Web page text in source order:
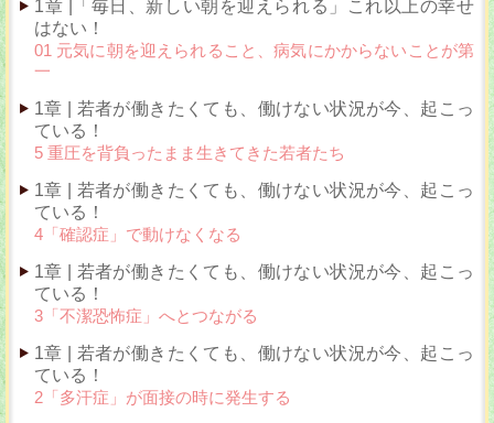
1章 |「毎日、新しい朝を迎えられる」これ以上の幸せ
はない！
01 元気に朝を迎えられること、病気にかからないことが第
一
1章 | 若者が働きたくても、働けない状況が今、起こっ
ている！
5 重圧を背負ったまま生きてきた若者たち
1章 | 若者が働きたくても、働けない状況が今、起こっ
ている！
4「確認症」で動けなくなる
1章 | 若者が働きたくても、働けない状況が今、起こっ
ている！
3「不潔恐怖症」へとつながる
1章 | 若者が働きたくても、働けない状況が今、起こっ
ている！
2「多汗症」が面接の時に発生する